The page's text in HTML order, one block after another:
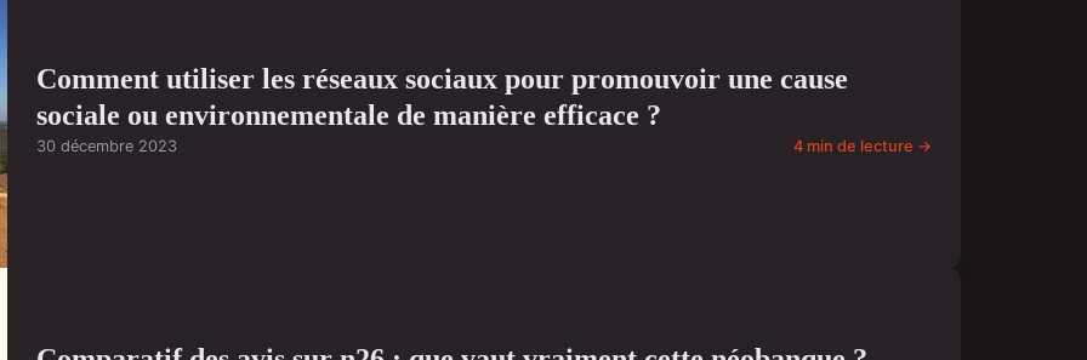
Comment utiliser les réseaux sociaux pour promouvoir une cause
sociale ou environnementale de manière efficace ?
30 décembre 2023 4 min de lecture →